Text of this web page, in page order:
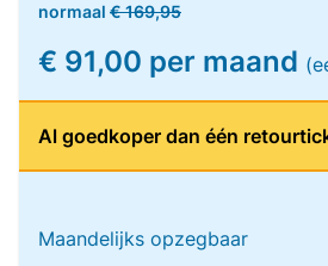
normaal € 169,95
€ 91,00 per maand
Al goedkoper dan één
Maandelijks opzegbaar